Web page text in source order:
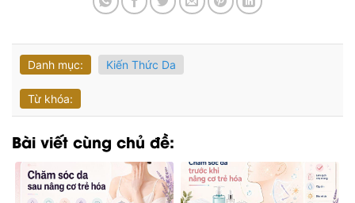
Danh mục: Kiến Thức Da
Từ khóa:
Bài viết cùng chủ đề: